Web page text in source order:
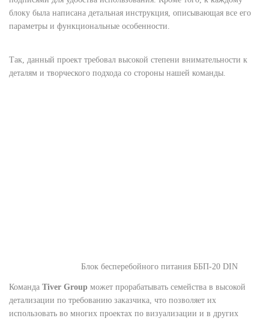
блоку была написана детальная инструкция, описывающая все его
параметры и функциональные особенности.
Так, данный проект требовал высокой степени внимательности к
деталям и творческого подхода со стороны нашей команды.
Блок бесперебойного питания ББП-20 DIN
Команда Tiver Group может прорабатывать семейства в высокой
детализации по требованию заказчика, что позволяет их
использовать во многих проектах по визуализации и в других